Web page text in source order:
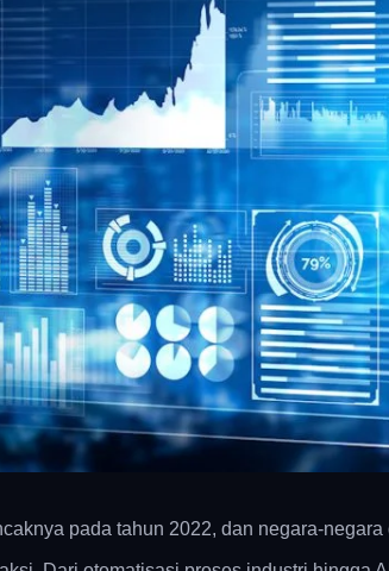
pada tahun 2022, dan negara-